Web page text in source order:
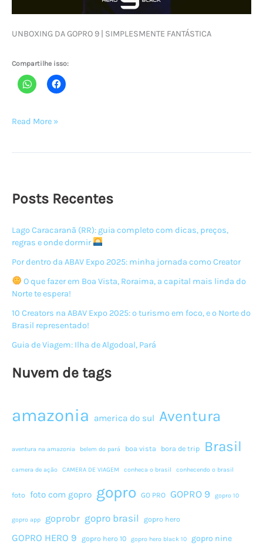
UNBOXING DA GOPRO 9 | SIMPLESMENTE FANTÁSTICA
Compartilhe isso:
UNBOXING
SIMPLESMENTE
FANTÁSTICA
Read More »
Posts Recentes
Lago Caracaranã (RR): guia completo com dicas, preços,
regras e onde dormir
Por dentro da ABAV Expo 2025: minha jornada como Creator
O que fazer em Boa Vista, Roraima, a capital mais linda do
Norte te espera!
10 Creators na ABAV Expo 2025: o turismo em foco, e o Norte do
Brasil representado!
Guia de Viagem: Ilha de Algodoal, Pará
Nuvem de tags
amazonia america do sul Aventura
aventura na amazonia belem do pará boa vista bora de trip Brasil
camera de ação CAMERA DE VIAGEM conheca o brasil conhecendo o brasil
foto foto com gopro gopro GO PRO GOPRO 9 gopro 10
gopro app goprobr gopro brasil gopro hero
GOPRO HERO 9 gopro hero 10 gopro hero black 10 gopro nine